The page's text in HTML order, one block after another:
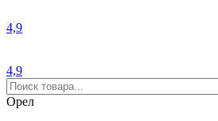
4,9
4,9
Орел